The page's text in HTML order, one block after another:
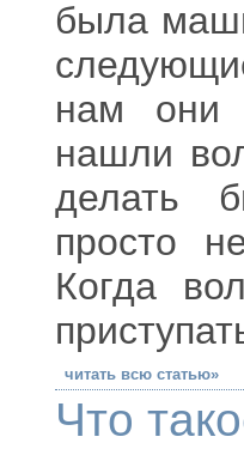
была
нам они
нашли
делать
просто
Когда
читать всю статью»
Что